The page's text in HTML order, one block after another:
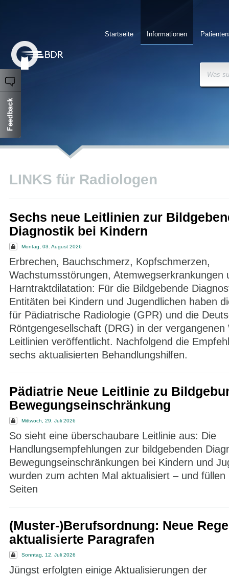
Informationen
Startseite
Was
LINKS für Radiologen
Sechs neue Leitlinien zur
Diagnostik bei Kindern
Montag, 03. August 2026
Erbrechen, Bauchschmerz, Kopfschmerzen,
Wachstumsstörungen, Atemwegserkrankungen
Harntraktdilatation: Für die Bildgebende
Entitäten bei Kindern und Jugendlichen haben
für Pädiatrische Radiologie (GPR) und die
Röntgengesellschaft (DRG) in der vergangenen
Leitlinien veröffentlicht. Nachfolgend die
sechs aktualisierten Behandlungshilfen.
Pädiatrie Neue Leitlinie zu
Bewe­gungs­ein­schränk­ung
Mittwoch, 29. Juli 2026
So sieht eine überschaubare Leitlinie aus: Die
Handlungsempfehlungen zur bildgebenden
Bewegungseinschränkungen bei Kindern und
wurden zum achten Mal aktualisiert – und füllen
Seiten
(Muster-)Berufsordnung: Neue
aktualisierte Paragrafen
Sonntag, 12. Juli 2026
Jüngst erfolgten einige Aktualisierungen der